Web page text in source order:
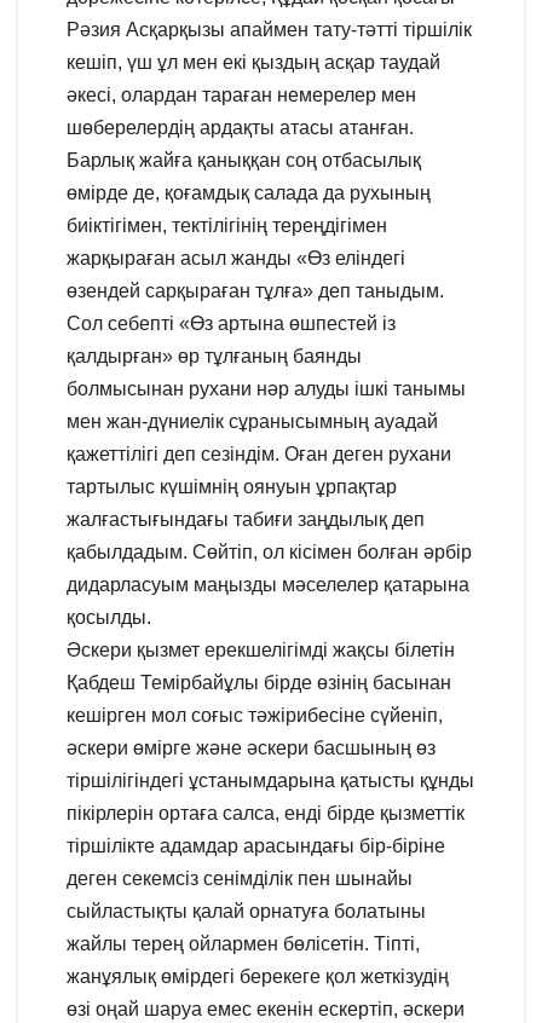
Рәзия Асқарқызы апаймен тату-тәтті тіршілік
кешіп, үш ұл мен екі қыздың асқар таудай
әкесі, олардан тараған немерелер мен
шөберелердің ардақты атасы атанған.
Барлық жайға қаныққан соң отбасылық
өмірде де, қоғамдық салада да рухының
биіктігімен, тектілігінің тереңдігімен
жарқыраған асыл жанды «Өз еліндегі
өзендей сарқыраған тұлға» деп таныдым.
Сол себепті «Өз артына өшпестей із
қалдырған» өр тұлғаның баянды
болмысынан рухани нәр алуды ішкі танымы
мен жан-дүниелік сұранысымның ауадай
қажеттілігі деп сезіндім. Оған деген рухани
тартылыс күшімнің оянуын ұрпақтар
жалғастығындағы табиғи заңдылық деп
қабылдадым. Сөйтіп, ол кісімен болған әрбір
дидарласуым маңызды мәселелер қатарына
қосылды.
Әскери қызмет ерекшелігімді жақсы білетін
Қабдеш Темірбайұлы бірде өзінің басынан
кешірген мол соғыс тәжірибесіне сүйеніп,
әскери өмірге және әскери басшының өз
тіршілігіндегі ұстанымдарына қатысты құнды
пікірлерін ортаға салса, енді бірде қызметтік
тіршілікте адамдар арасындағы бір-біріне
деген секемсіз сенімділік пен шынайы
сыйластықты қалай орнатуға болатыны
жайлы терең ойлармен бөлісетін. Тіпті,
жанұялық өмірдегі берекеге қол жеткізудің
өзі оңай шаруа емес екенін ескертіп, әскери